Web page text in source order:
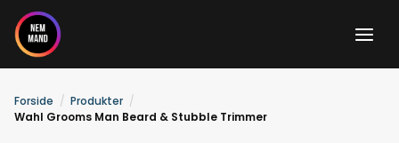
Gå
indholdet
Forside
Produkter
Wahl Grooms Man Beard & Stubble Trimmer